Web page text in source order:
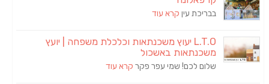
בבריכת עין קרא עוד
L.T.O יעוץ משכנתאות וכלכלת משפחה | יועץ
משכנתאות באשכול
שלום לכם! שמי עפר פקר קרא עוד